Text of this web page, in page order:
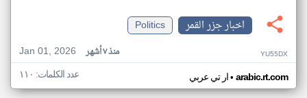
اخبار جزر القمر
Politics
Jan 01, 2026
منذ ٧ أشهر YU55DX
ار تي عربي• arabic.rt.com عدد الكلمات: ١١٠